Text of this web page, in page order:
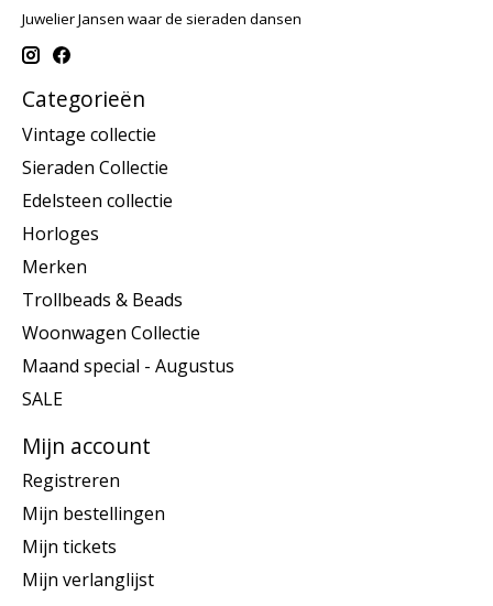
Juwelier Jansen waar de sieraden dansen
Categorieën
Vintage collectie
Sieraden Collectie
Edelsteen collectie
Horloges
Merken
Trollbeads & Beads
Woonwagen Collectie
Maand special - Augustus
SALE
Mijn account
Registreren
Mijn bestellingen
Mijn tickets
Mijn verlanglijst